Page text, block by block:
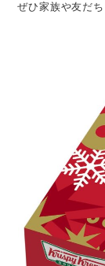
ぜひ家族や友だ